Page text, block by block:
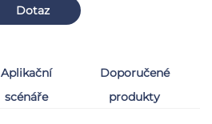
Dotaz
Aplikační
scénáře
Doporučené
produkty